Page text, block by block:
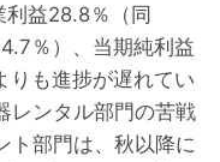
利益28.8％（同
％）、当期純利益
も進捗が遅れてい
レンタル部門の苦戦
ト部門は、秋以降に